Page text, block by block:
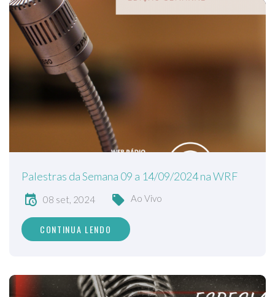
Palestras da Semana 09 a 14/09/2024 na WRF
08 set, 2024 Ao Vivo
CONTINUA LENDO